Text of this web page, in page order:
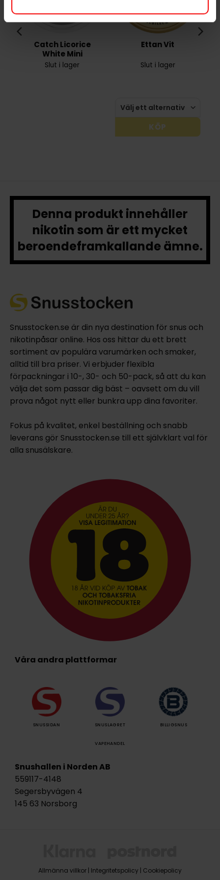
Catch Licorice
White Mini
Slut i lager
Ettan Vit
Slut i lager
KÖP
Denna produkt innehåller
nikotin som är ett mycket
beroendeframkallande ämne.
Snusstocken.se är din nya destination för snus och
nikotinpåsar online. Hos oss hittar du ett brett
sortiment av populära varumärken och smaker,
alltid till bra priser. Vi erbjuder flexibla
förpackningar i 10-, 30- och 50-pack, så att du kan
välja det som passar dig bäst – oavsett om du vill
prova något nytt eller bunkra upp dina favoriter.
Fokus på kvalitet, enkel beställning och snabb
leverans gör Snusstocken.se till ett självklart val för
alla snusälskare.
Våra andra plattformar
SNUSSIDAN SNUSLAGRET BILLIGSNUS
VAPEHANDEL
Snushallen i Norden AB
559117-4148
Segersbyvägen 4
145 63 Norsborg
Allmänna villkor Integritetspolicy Cookiepolicy